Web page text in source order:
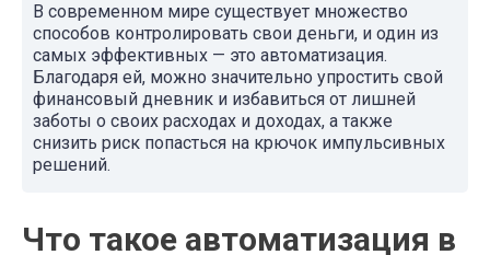
В современном мире существует множество
способов контролировать свои деньги, и один из
самых эффективных — это автоматизация.
Благодаря ей, можно значительно упростить свой
финансовый дневник и избавиться от лишней
заботы о своих расходах и доходах, а также
снизить риск попасться на крючок импульсивных
решений.
Что такое автоматизация в